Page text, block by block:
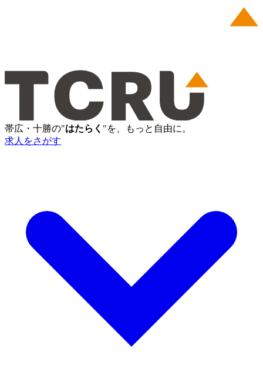
帯広・十勝の"はたらく "を、もっと自由に。
求人をさがす